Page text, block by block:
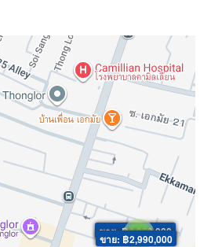
ขาย: ฿4,950,000
ขาย: ฿2,990,000
2